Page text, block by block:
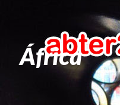
África